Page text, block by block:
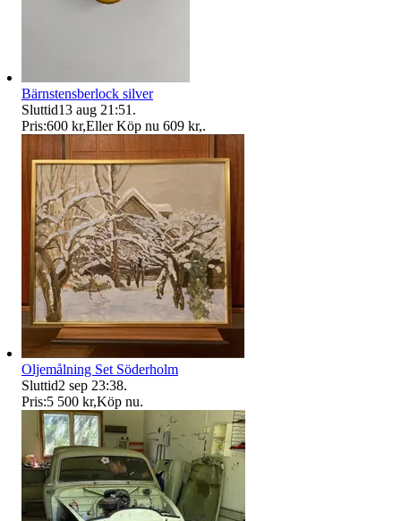
Bärnstensberlock silver
Sluttid13 aug 21:51 .
Pris:600 kr,Eller Köp nu 609 kr,.
Oljemålning Set Söderholm
Sluttid2 sep 23:38.
Pris:5 500 kr,Köp nu.